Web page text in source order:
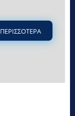
ΠΕΡΙΣΣΟΤΕΡΑ